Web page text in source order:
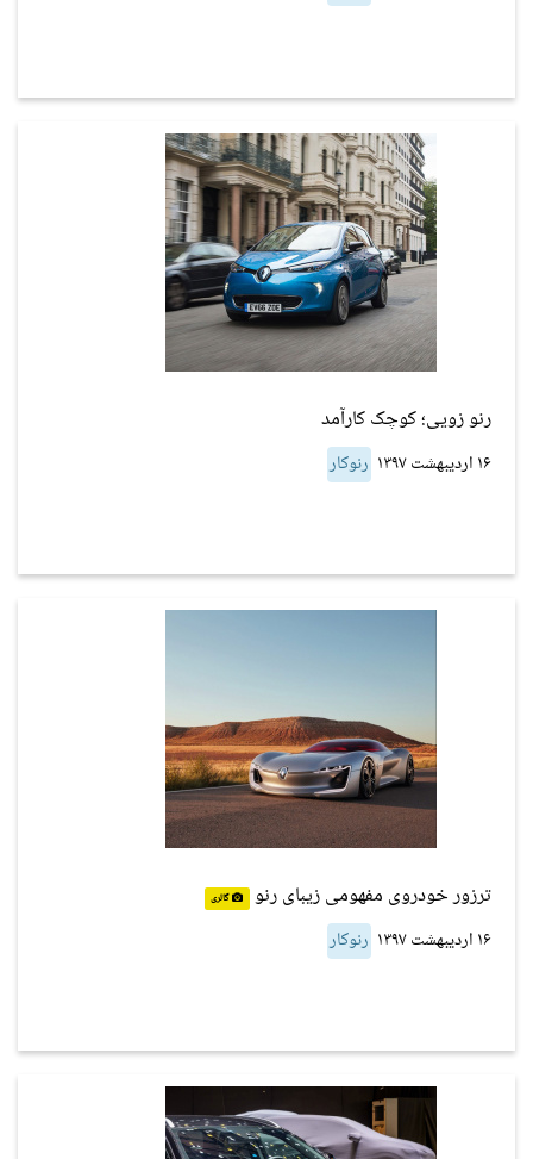
رنو زویی؛ کوچک کارآمد
۱۶ اردیبهشت ۱۳۹۷ رنوکار
ترزور خودروی مفهومی زیبای رنو گالری
۱۶ اردیبهشت ۱۳۹۷ رنوکار